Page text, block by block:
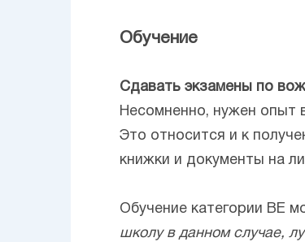
Обучение
Сдавать экзамены по
Несомненно, нужен опыт
Это относится и к
книжки и документы на
Обучение категории ВЕ
школу в данном случае,